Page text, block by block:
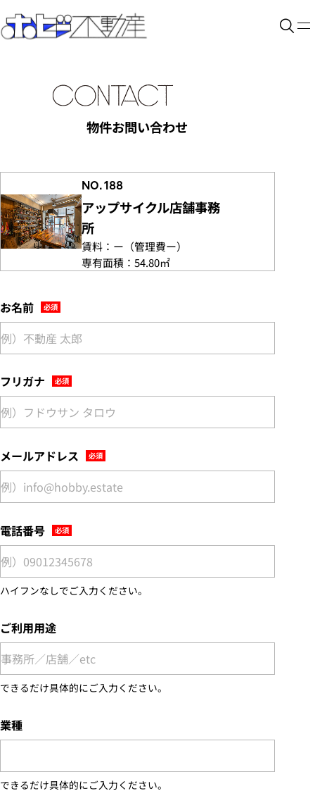
物件お問い合わせ
NO. 188
アップサイクル店舗事務
所
賃料： ー （管理費ー）
専有面積： 54.80㎡
お名前
フリガナ
メールアドレス
電話番号
ハイフンなしでご入力ください。
ご利用用途
できるだけ具体的にご入力ください。
業種
できるだけ具体的にご入力ください。